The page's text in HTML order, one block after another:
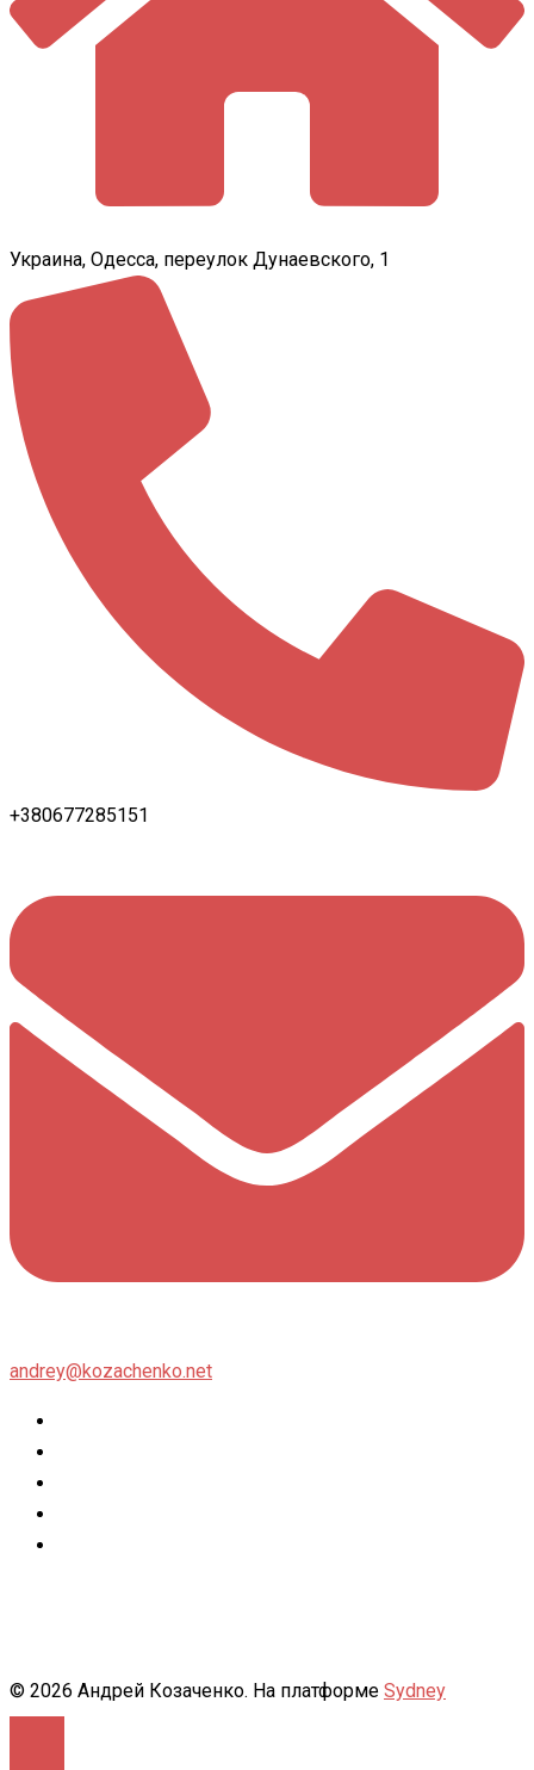
Украина, Одесса, переулок Дунаевского, 1
+380677285151
andrey@kozachenko.net
© 2026 Андрей Козаченко. На платформе Sydney